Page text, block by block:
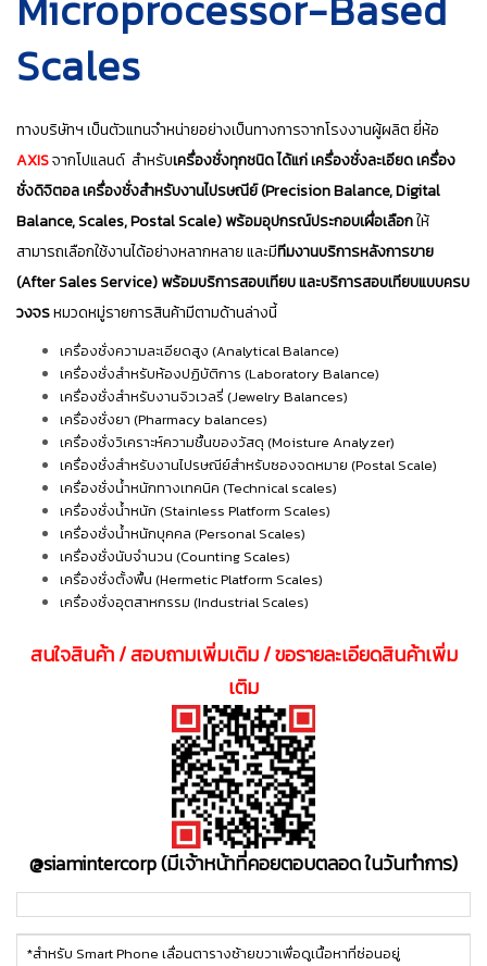
Scales
ทางบริษัทฯ เป็นตัวแทนจำหน่ายอย่างเป็นทางการจากโรงงานผู้ผลิต ยี่ห้อ
AXISจากโปแลนด์ สำหรับเครื่องชั่งทุกชนิด ได้แก่ เครื่องชั่งละเอียด เครื่อง
ชั่งดิจิตอล เครื่องชั่งสำหรับงานไปรษณีย์ (Precision Balance, Digital
Balance, Scales, Postal Scale) พร้อมอุปกรณ์ประกอบเผื่อเลือกให้
สามารถเลือกใช้งานได้อย่างหลากหลาย และมีทีมงานบริการหลังการขาย
(After Sales Service) พร้อมบริการสอบเทียบ และบริการสอบเทียบแบบครบ
วงจรหมวดหมู่รายการสินค้ามีตามด้านล่างนี้
เครื่องชั่งความละเอียดสูง (Analytical Balance)
เครื่องชั่งสำหรับห้องปฏิบัติการ (Laboratory Balance)
เครื่องชั่งสำหรับงานจิวเวลรี่ (Jewelry Balances)
เครื่องชั่งยา (Pharmacy balances)
เครื่องชั่งวิเคราะห์ความชื้นของวัสดุ (Moisture Analyzer)
เครื่องชั่งสำหรับงานไปรษณีย์สำหรับซองจดหมาย (Postal Scale)
เครื่องชั่งน้ำหนักทางเทคนิค (Technical scales)
เครื่องชั่งน้ำหนัก (Stainless Platform Scales)
เครื่องชั่งน้ำหนักบุคคล (Personal Scales)
เครื่องชั่งนับจำนวน (Counting Scales)
เครื่องชั่งตั้งพื้น (Hermetic Platform Scales)
เครื่องชั่งอุตสาหกรรม (Industrial Scales)
สนใจสินค้า / สอบถามเพิ่มเติม / ขอรายละเอียดสินค้าเพิ่ม
เติม
@siamintercorp(มีเจ้าหน้าที่คอยตอบตลอด ในวันทำการ)
*สำหรับ Smart Phone เลื่อนตารางซ้ายขวาเพื่อดูเนื้อหาที่ซ่อนอยู่